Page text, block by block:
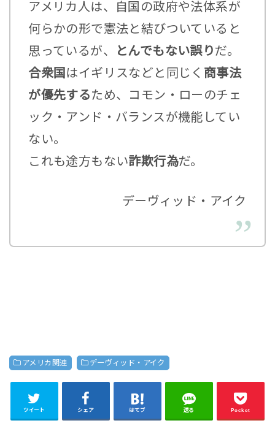
アメリカ人は、自国の政府や法体系が
何らかの形で憲法と結びついていると
思っているが、
とんでもない誤りだ。
合衆国 はイギリスなどと同じく 商事法
が優先するため、コモン・ローのチェ
ック・アンド・バランスが機能してい
ない。
これも途方もない詐欺行為だ。
デーヴィッド・アイク
アメリカ関連 デーヴィッド・アイク
ツイート シェア はてブ 送る Pocket